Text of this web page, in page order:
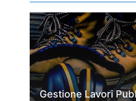
Gestione Lavori